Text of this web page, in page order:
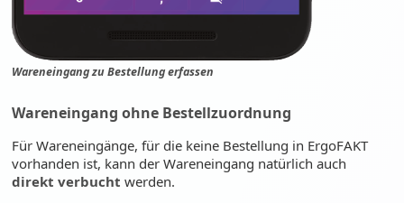
Wareneingang zu Bestellung erfassen
Wareneingang ohne Bestellzuordnung
Für Wareneingänge, für die keine Bestellung in ErgoFAKT
vorhanden ist, kann der Wareneingang natürlich auch
direkt verbucht werden.